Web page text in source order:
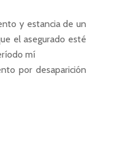
y estancia de un
el asegurado esté
mí
por desaparición